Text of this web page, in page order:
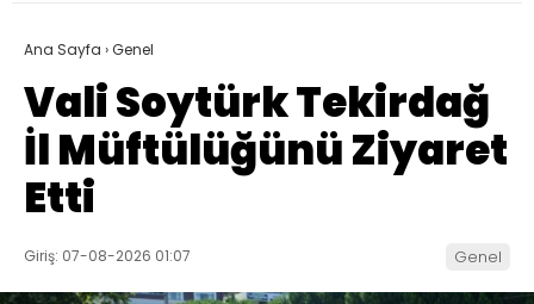
Ana Sayfa ›Genel
Vali Soytürk Tekirdağ
İl Müftülüğünü Ziyaret
Etti
Giriş: 07-08-2026 01:07 Genel